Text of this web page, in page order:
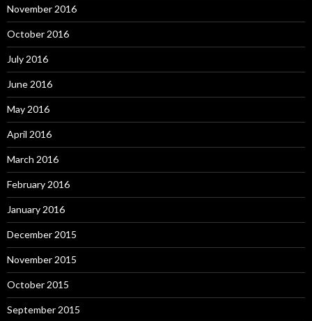
November 2016
October 2016
July 2016
June 2016
May 2016
April 2016
March 2016
February 2016
January 2016
December 2015
November 2015
October 2015
September 2015